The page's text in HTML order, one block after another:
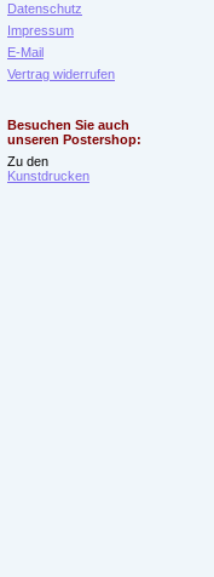
Datenschutz
Impressum
E-Mail
Vertrag widerrufen
Besuchen Sie auch
unseren Postershop:
Zu den
Kunstdrucken